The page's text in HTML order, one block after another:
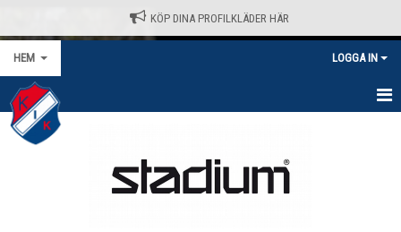
KÖP DINA PROFILKLÄDER HÄR
HEM LOGGA IN
HEM